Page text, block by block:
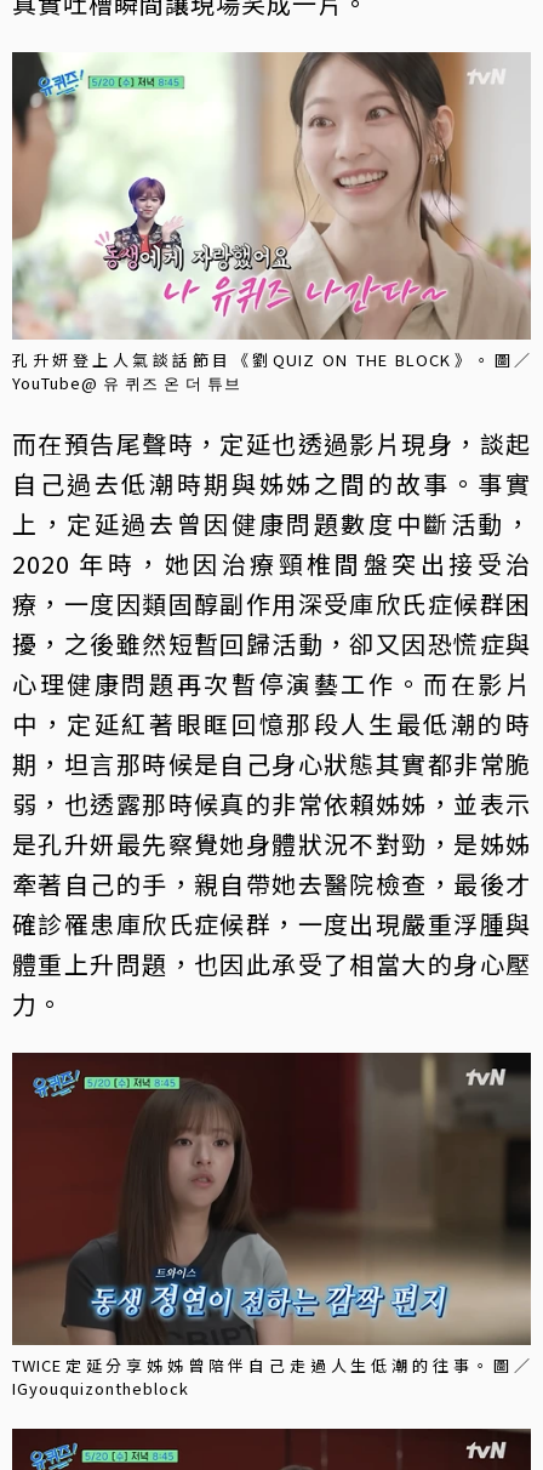
孔升妍登上人氣談話節目《劉QUIZ ON THE BLOCK》。圖／
YouTube@ 유 퀴즈 온 더 튜브
而在預告尾聲時，定延也透過影片現身，談起
自己過去低潮時期與姊姊之間的故事。事實
上，定延過去曾因健康問題數度中斷活動，
2020 年時，她因治療頸椎間盤突出接受治
療，一度因類固醇副作用深受庫欣氏症候群困
擾，之後雖然短暫回歸活動，卻又因恐慌症與
心理健康問題再次暫停演藝工作。而在影片
中，定延紅著眼眶回憶那段人生最低潮的時
期，坦言那時候是自己身心狀態其實都非常脆
弱，也透露那時候真的非常依賴姊姊，並表示
是孔升妍最先察覺她身體狀況不對勁，是姊姊
牽著自己的手，親自帶她去醫院檢查，最後才
確診罹患庫欣氏症候群，一度出現嚴重浮腫與
體重上升問題，也因此承受了相當大的身心壓
力。
TWICE定延分享姊姊曾陪伴自己走過人生低潮的往事。圖／
IGyouquizontheblock